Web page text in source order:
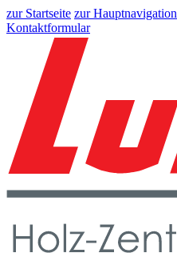
zur Startseite zur Hauptnavigation
Kontaktformular